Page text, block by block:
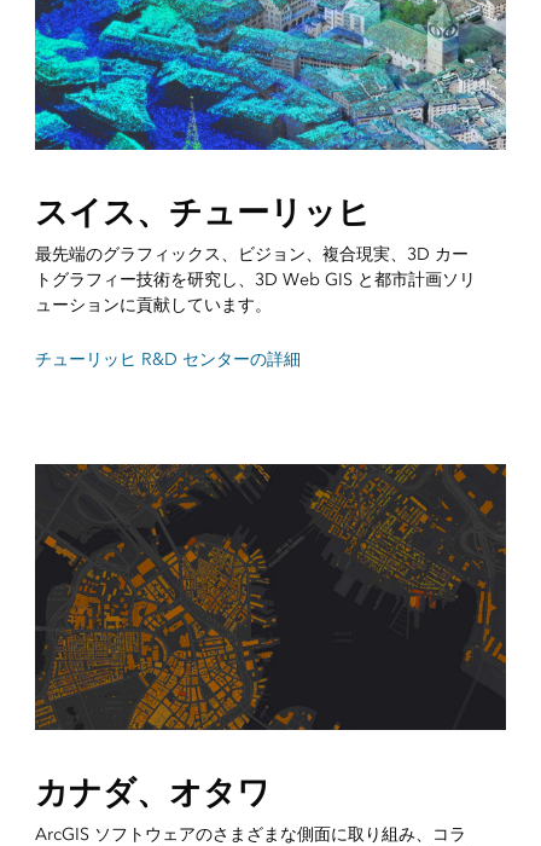
スイス、チューリッヒ
最先端のグラフィックス、ビジョン、複合現実、3D カー
トグラフィー技術を研究し、3D Web GIS と都市計画ソリ
ューションに貢献しています。
チューリッヒ R&D センターの詳細
カナダ、オタワ
ArcGIS ソフトウェアのさまざまな側面に取り組み、コラ